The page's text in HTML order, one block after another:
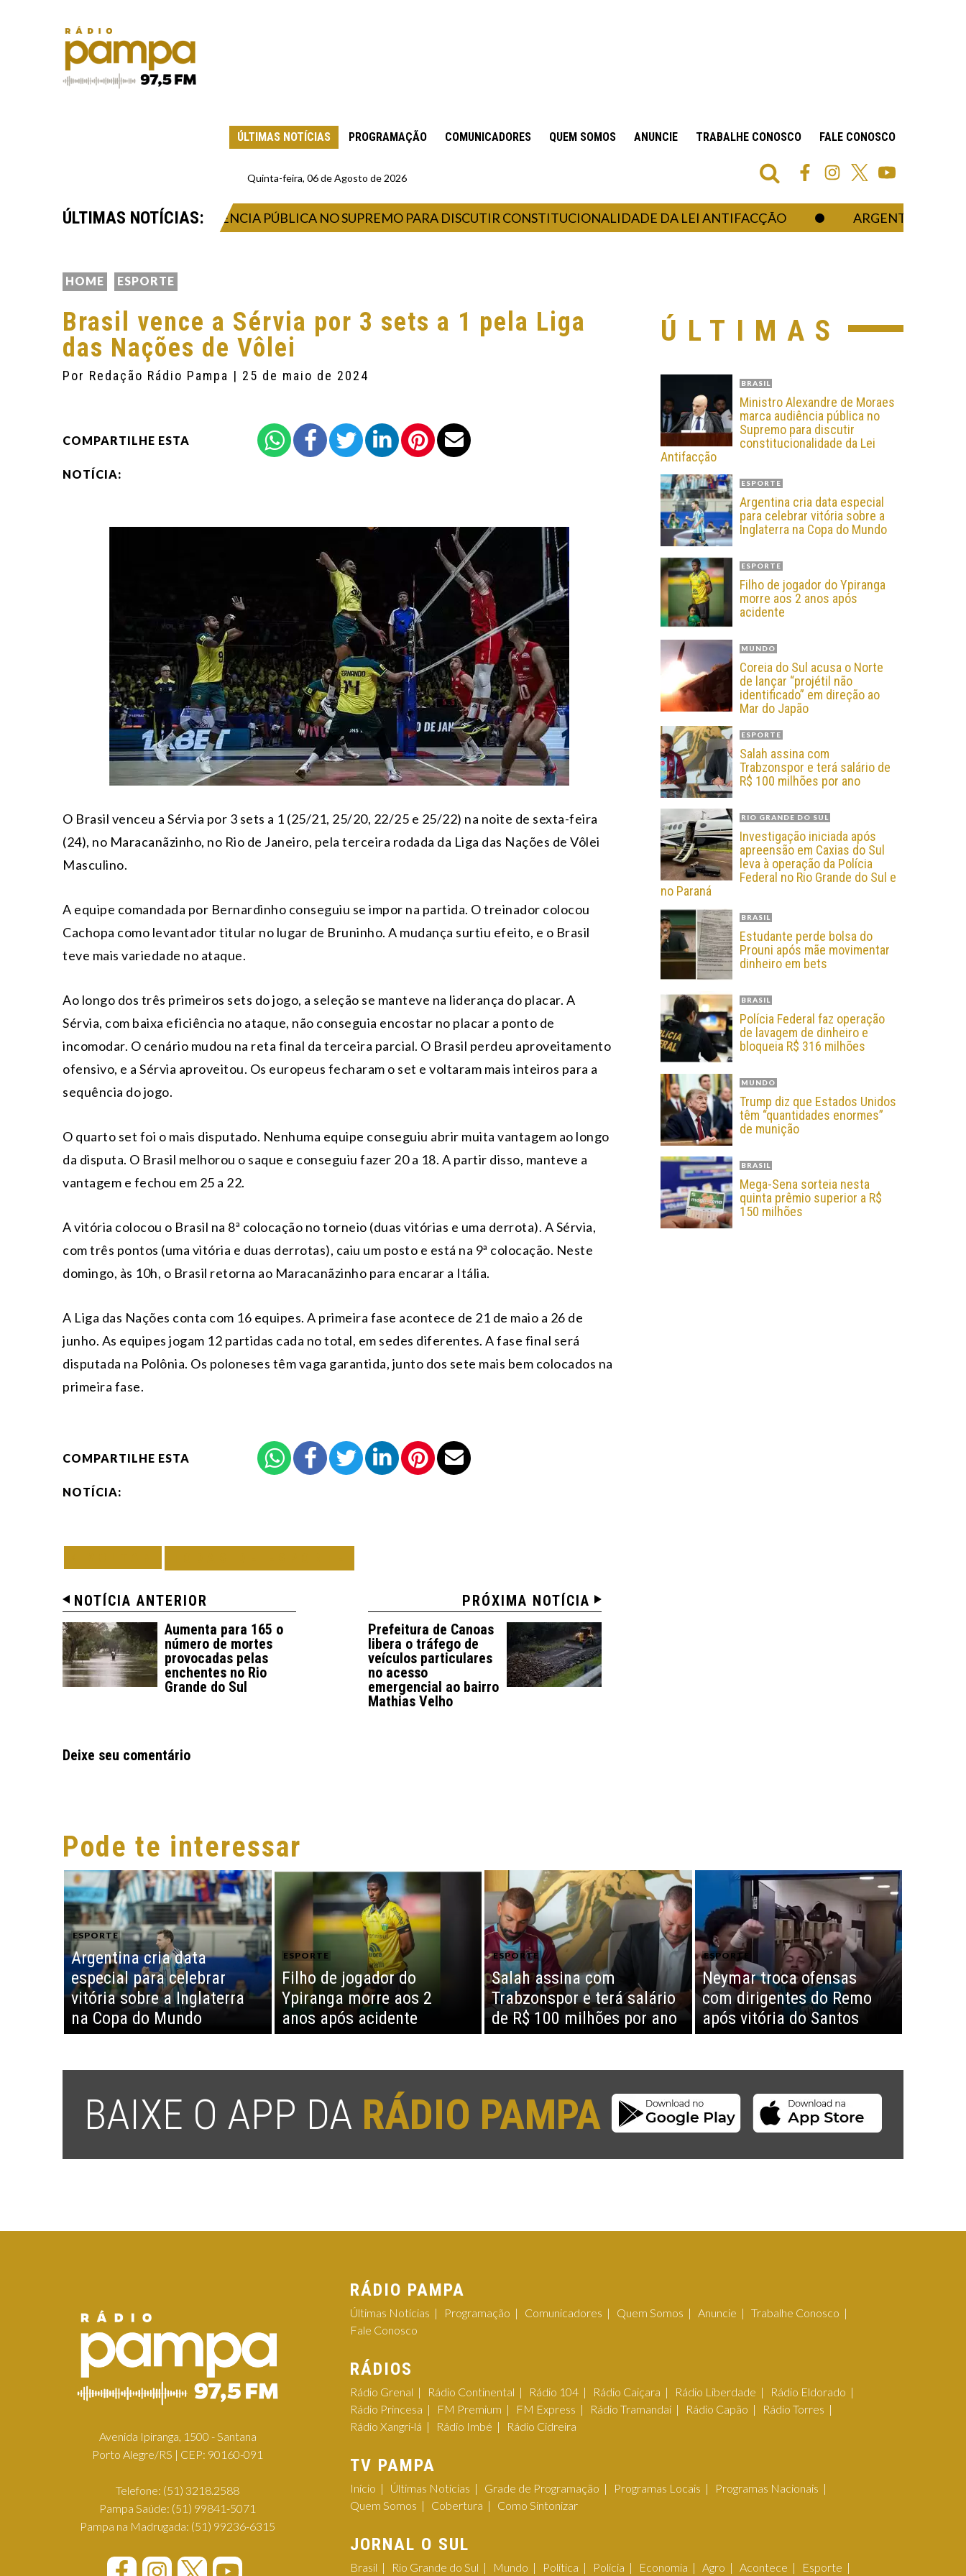
ÚLTIMAS NOTÍCIAS PROGRAMAÇÃO COMUNICADORES QUEM SOMOS ANUNCIE TRABALHE CONOSCO FALE CONOSCO
Quinta-feira, 06 de Agosto de 2026
ÚLTIMAS NOTÍCIAS:
DE MORAES MARCA AUDIÊNCIA PÚBLICA NO SUPREMO PARA DISCUTIR CONSTITUCIONALIDADE DA LEI ANTIFACÇÃO ARGENTINA CRIA DATA
HOME ESPORTE
Brasil vence a Sérvia por 3 sets a 1 pela Liga
das Nações de Vôlei
Por Redação Rádio Pampa | 25 de maio de 2024
COMPARTILHE ESTA
NOTÍCIA:
O Brasil venceu a Sérvia por 3 sets a 1 (25/21, 25/20, 22/25 e 25/22) na noite de sexta-feira
(24), no Maracanãzinho, no Rio de Janeiro, pela terceira rodada da Liga das Nações de Vôlei
Masculino.
A equipe comandada por Bernardinho conseguiu se impor na partida. O treinador colocou
Cachopa como levantador titular no lugar de Bruninho. A mudança surtiu efeito, e o Brasil
teve mais variedade no ataque.
Ao longo dos três primeiros sets do jogo, a seleção se manteve na liderança do placar. A
Sérvia, com baixa eficiência no ataque, não conseguia encostar no placar a ponto de
incomodar. O cenário mudou na reta final da terceira parcial. O Brasil perdeu aproveitamento
ofensivo, e a Sérvia aproveitou. Os europeus fecharam o set e voltaram mais inteiros para a
sequência do jogo.
O quarto set foi o mais disputado. Nenhuma equipe conseguiu abrir muita vantagem ao longo
da disputa. O Brasil melhorou o saque e conseguiu fazer 20 a 18. A partir disso, manteve a
vantagem e fechou em 25 a 22.
A vitória colocou o Brasil na 8ª colocação no torneio (duas vitórias e uma derrota). A Sérvia,
com três pontos (uma vitória e duas derrotas), caiu um posto e está na 9ª colocação. Neste
domingo, às 10h, o Brasil retorna ao Maracanãzinho para encarar a Itália.
A Liga das Nações conta com 16 equipes. A primeira fase acontece de 21 de maio a 26 de
junho. As equipes jogam 12 partidas cada no total, em sedes diferentes. A fase final será
disputada na Polônia. Os poloneses têm vaga garantida, junto dos sete mais bem colocados na
primeira fase.
COMPARTILHE ESTA
NOTÍCIA:
NOTÍCIA ANTERIOR
Aumenta para 165 o
número de mortes
provocadas pelas
enchentes no Rio
Grande do Sul
PRÓXIMA NOTÍCIA
Prefeitura de Canoas
libera o tráfego de
veículos particulares
no acesso
emergencial ao bairro
Mathias Velho
Deixe seu comentário
ÚLTIMAS
BRASIL
Ministro Alexandre de Moraes
marca audiência pública no
Supremo para discutir
constitucionalidade da Lei
Antifacção
ESPORTE
Argentina cria data especial
para celebrar vitória sobre a
Inglaterra na Copa do Mundo
ESPORTE
Filho de jogador do Ypiranga
morre aos 2 anos após
acidente
MUNDO
Coreia do Sul acusa o Norte
de lançar “projétil não
identificado” em direção ao
Mar do Japão
ESPORTE
Salah assina com
Trabzonspor e terá salário de
R$ 100 milhões por ano
RIO GRANDE DO SUL
Investigação iniciada após
apreensão em Caxias do Sul
leva à operação da Polícia
Federal no Rio Grande do Sul e
no Paraná
BRASIL
Estudante perde bolsa do
Prouni após mãe movimentar
dinheiro em bets
BRASIL
Polícia Federal faz operação
de lavagem de dinheiro e
bloqueia R$ 316 milhões
MUNDO
Trump diz que Estados Unidos
têm “quantidades enormes”
de munição
BRASIL
Mega-Sena sorteia nesta
quinta prêmio superior a R$
150 milhões
Pode te interessar
ESPORTE
Argentina cria data
especial para celebrar
vitória sobre a Inglaterra
na Copa do Mundo
ESPORTE
Filho de jogador do
Ypiranga morre aos 2
anos após acidente
ESPORTE
Salah assina com
Trabzonspor e terá salário
de R$ 100 milhões por ano
ESPORTE
Neymar troca ofensas
com dirigentes do Remo
após vitória do Santos
BAIXE O APP DA RÁDIO PAMPA
Avenida Ipiranga, 1500 - Santana
Porto Alegre/RS | CEP: 90160-091
Telefone: (51) 3218.2588
Pampa Saúde: (51) 99841-5071
Pampa na Madrugada: (51) 99236-6315
RÁDIO PAMPA
Últimas Notícias Programação Comunicadores Quem Somos Anuncie
Trabalhe Conosco
Fale Conosco
RÁDIOS
Rádio Grenal Rádio Continental Rádio 104 Rádio Caiçara Rádio Liberdade
Rádio Eldorado
Rádio Princesa
FM Premium FM Express Rádio Tramandaí Rádio Capão
Rádio Torres
Rádio Xangri-lá
Rádio Imbé Rádio Cidreira
TV PAMPA
Início Últimas Notícias Grade de Programação Programas Locais
Programas Nacionais
Quem Somos
Cobertura Como Sintonizar
JORNAL O SUL
Brasil Rio Grande do Sul Mundo Política Polícia Economia Agro Acontece Esporte